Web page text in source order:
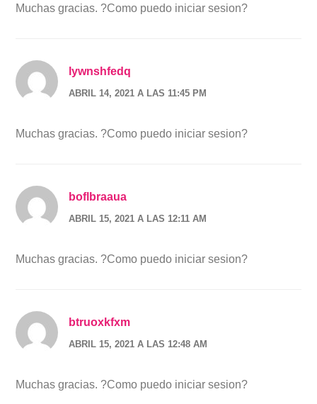
Muchas gracias. ?Como puedo iniciar sesion?
lywnshfedq
ABRIL 14, 2021 A LAS 11:45 PM
Muchas gracias. ?Como puedo iniciar sesion?
boflbraaua
ABRIL 15, 2021 A LAS 12:11 AM
Muchas gracias. ?Como puedo iniciar sesion?
btruoxkfxm
ABRIL 15, 2021 A LAS 12:48 AM
Muchas gracias. ?Como puedo iniciar sesion?